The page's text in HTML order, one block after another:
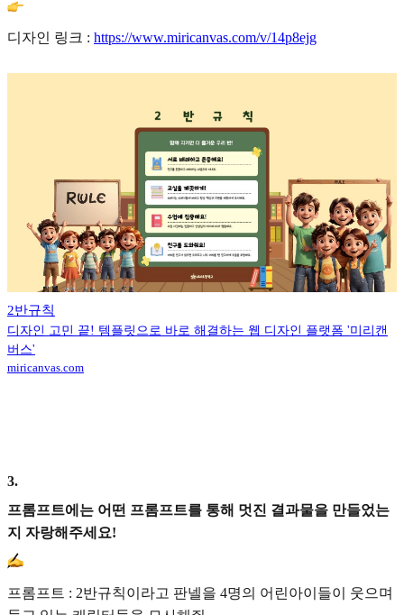
디자인 링크 : https://www.miricanvas.com/v/14p8ejg
2반규칙
디자인 고민 끝! 템플릿으로 바로 해결하는 웹 디자인 플랫폼 '미리캔
버스'
miricanvas.com
3.
프롬프트에는 어떤 프롬프트를 통해 멋진 결과물을 만들었는
지 자랑해주세요!
프롬프트 : 2반규칙이라고 판넬을 4명의 어린아이들이 웃으며